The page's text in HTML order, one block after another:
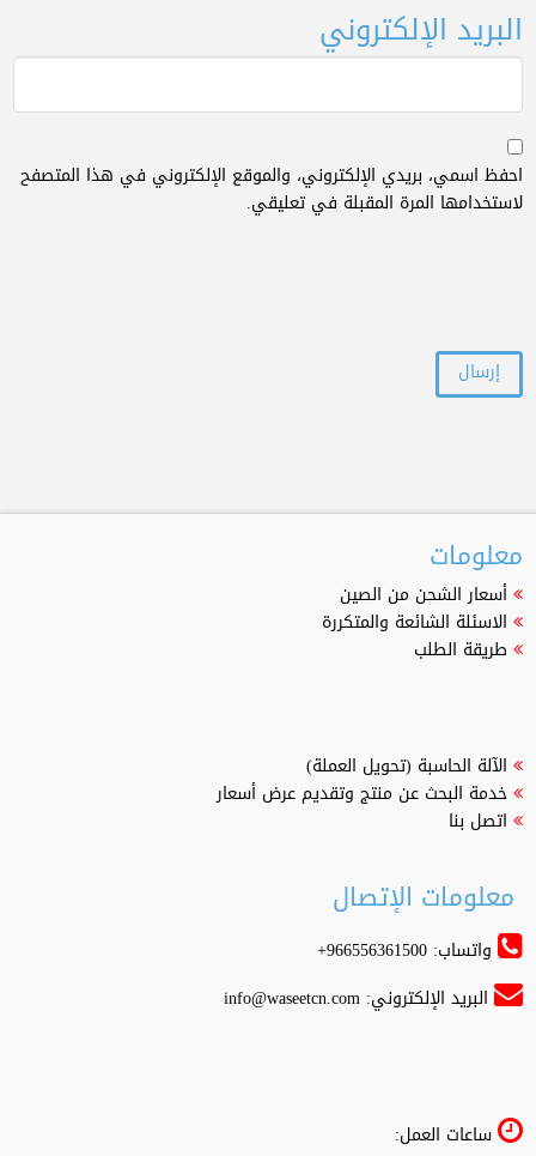
البريد الإلكتروني
احفظ اسمي، بريدي الإلكتروني، والموقع الإلكتروني في هذا المتصفح
لاستخدامها المرة المقبلة في تعليقي.
معلومات
أسعار الشحن من الصين
الاسئلة الشائعة والمتكررة
طريقة الطلب
الآلة الحاسبة (تحويل العملة)
خدمة البحث عن منتج وتقديم عرض أسعار
اتصل بنا
معلومات الإتصال
واتساب: 966556361500+
البريد الإلكتروني:info@waseetcn.com
ساعات العمل: